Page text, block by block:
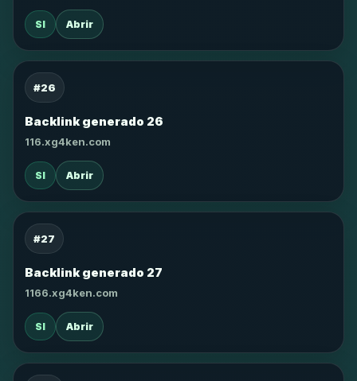
SI Abrir
#26
Backlink generado 26
116.xg4ken.com
SI Abrir
#27
Backlink generado 27
1166.xg4ken.com
SI Abrir